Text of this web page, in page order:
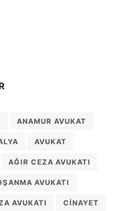
ANAMUR AVUKAT
AVUKAT
AĞIR CEZA AVUKATI
AVUKATI
AVUKATI CINAYET